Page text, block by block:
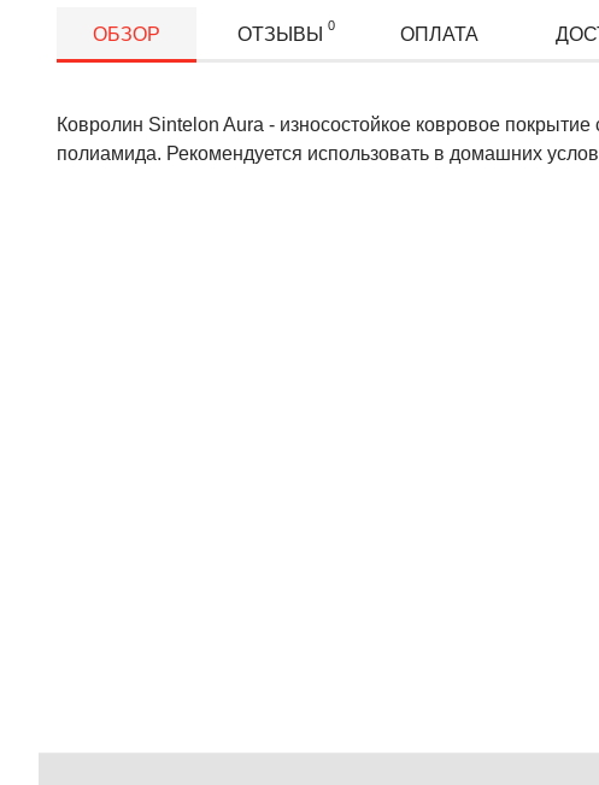
ОБЗОР ОТЗЫВЫ 0 ОПЛАТА
Ковролин Sintelon Aura - износостойкое ковровое
полиамида. Рекомендуется использовать в домашних